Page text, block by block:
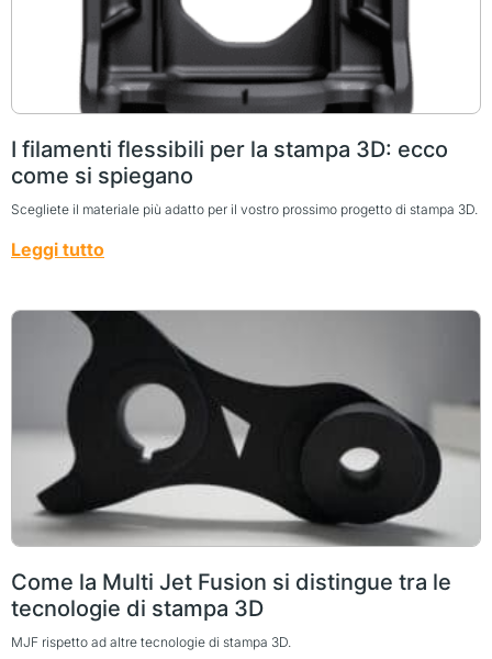
I filamenti flessibili per la stampa 3D: ecco
come si spiegano
Scegliete il materiale più adatto per il vostro prossimo progetto di stampa 3D.
Leggi tutto
Come la Multi Jet Fusion si distingue tra le
tecnologie di stampa 3D
MJF rispetto ad altre tecnologie di stampa 3D.